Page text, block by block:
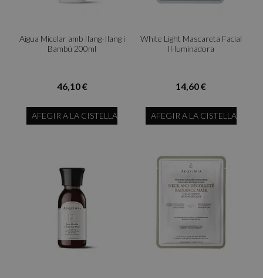
Aigua Micelar amb Ilang-Ilang i
Bambú 200ml
46,10 €
AFEGIR A LA CISTELLA
White Light Mascareta Facial
Il·luminadora
14,60 €
AFEGIR A LA CISTELLA